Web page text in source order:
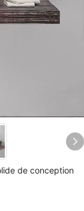
de conception